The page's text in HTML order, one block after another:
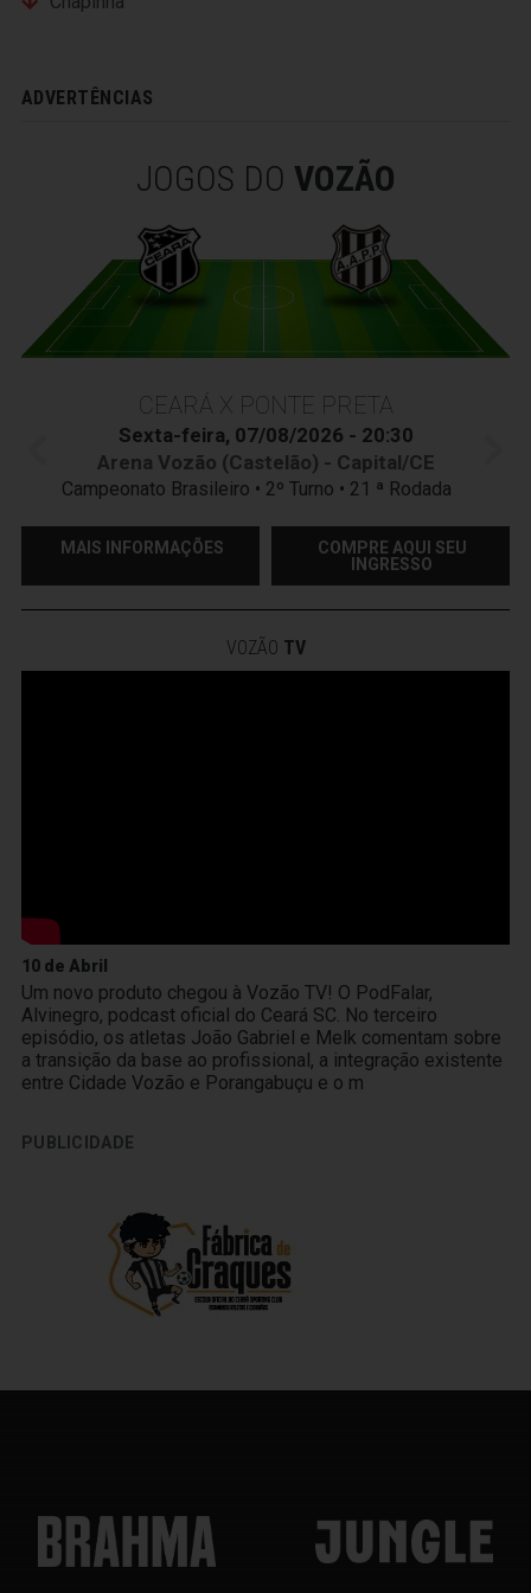
ADVERTÊNCIAS
JOGOS DO VOZÃO
CEARÁ X PONTE PRETA
Sexta-feira, 07/08/2026 - 20:30
Arena Vozão (Castelão) - Capital/CE
Campeonato Brasileiro • 2º Turno • 21 ª Rodada
MAIS INFORMAÇÕES
COMPRE AQUI SEU
INGRESSO
VOZÃO TV
10 de Abril
Um novo produto chegou à Vozão TV! O PodFalar,
Alvinegro, podcast oficial do Ceará SC. No terceiro
episódio, os atletas João Gabriel e Melk comentam sobre
a transição da base ao profissional, a integração existente
entre Cidade Vozão e Porangabuçu e o m
PUBLICIDADE